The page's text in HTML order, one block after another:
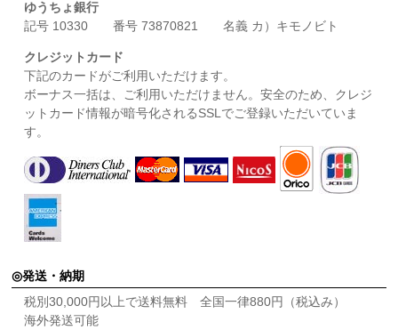
ゆうちょ銀行
記号 10330 番号 73870821 名義 カ）キモノビト
クレジットカード
下記のカードがご利用いただけます。
ボーナス一括は、ご利用いただけません。安全のため、クレジ
ットカード情報が暗号化されるSSLでご登録いただいていま
す。
発送・納期
税別30,000円以上で送料無料 全国一律880円（税込み）
海外発送可能